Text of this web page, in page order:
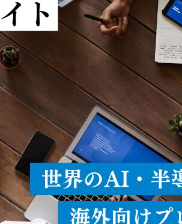
処理を簡素化でき
2種類のFOVオプシ
ーマルモード、長
替えて使用するこ
、単一のデバイス
。遠距離まで届く
ャ […]